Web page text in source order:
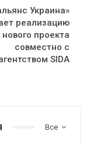
Украина»
реализацию
нового проекта
совместно с
SIDA
Все